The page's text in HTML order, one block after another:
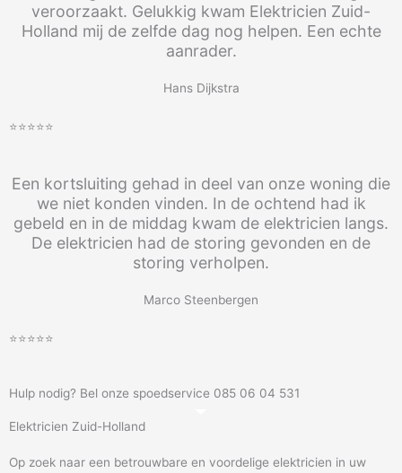
veroorzaakt. Gelukkig kwam Elektricien Zuid-
Holland mij de zelfde dag nog helpen. Een echte
aanrader.
Hans Dijkstra
⭐⭐⭐⭐⭐
Een kortsluiting gehad in deel van onze woning die
we niet konden vinden. In de ochtend had ik
gebeld en in de middag kwam de elektricien langs.
De elektricien had de storing gevonden en de
storing verholpen.
Marco Steenbergen
⭐⭐⭐⭐⭐
Hulp nodig? Bel onze spoedservice 085 06 04 531
Elektricien Zuid-Holland
Op zoek naar een betrouwbare en voordelige elektricien in uw